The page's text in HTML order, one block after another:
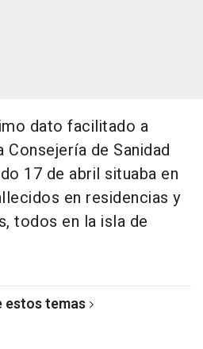
dato facilitado a
de Sanidad
17 de abril situaba en
en residencias y
todos en la isla de
estos temas